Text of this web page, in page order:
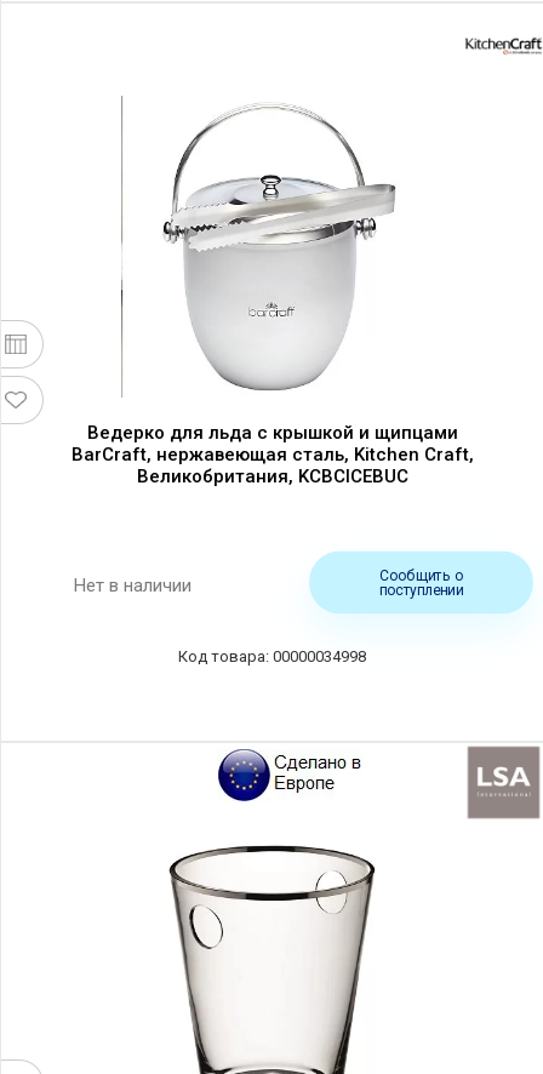
Ведерко для льда с крышкой и щипцами
BarCraft, нержавеющая сталь, Kitchen Craft,
Великобритания, KCBCICEBUC
Нет в наличии
Сообщить о
поступлении
00000034998